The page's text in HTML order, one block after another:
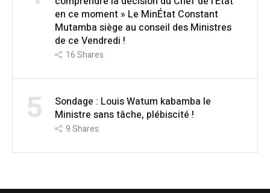
en ce moment » Le MinÉtat Constant
Mutamba siège au conseil des Ministres
de ce Vendredi !
16Shares
5
Sondage : Louis Watum kabamba le
Ministre sans tâche, plébiscité !
9Shares